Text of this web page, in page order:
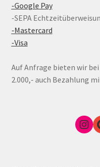
-Google Pay
-SEPA
-Mastercard
-Visa
Auf Anfrage bieten wir
2.000,- auch Bezahlung